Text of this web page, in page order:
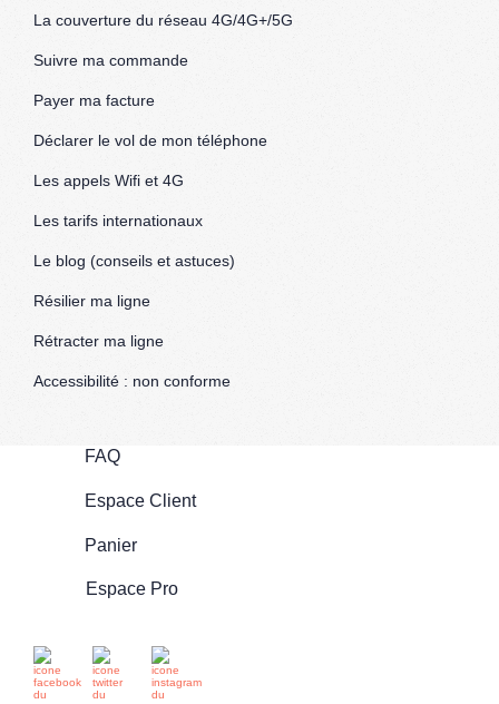
La couverture du réseau 4G/4G+/5G
Suivre ma commande
Payer ma facture
Déclarer le vol de mon téléphone
Les appels Wifi et 4G
Les tarifs internationaux
Le blog (conseils et astuces)
Résilier ma ligne
Rétracter ma ligne
Accessibilité : non conforme
FAQ
Espace Client
Panier
Espace Pro